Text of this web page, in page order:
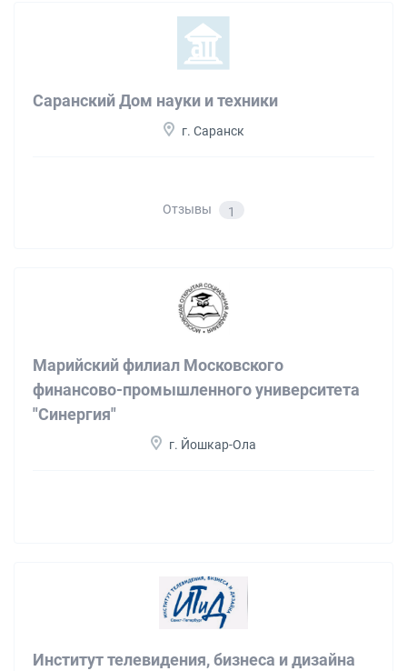
Саранский Дом науки и техники
г. Саранск
Отзывы 1
Марийский филиал Московского
финансово-промышленного университета
"Синергия"
г. Йошкар-Ола
Институт телевидения, бизнеса и дизайна